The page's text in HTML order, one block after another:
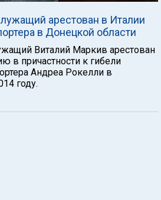
арестован в Италии
в Донецкой области
Виталий Маркив арестован
в причастности к гибели
Андреа Рокелли в
году.